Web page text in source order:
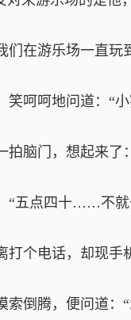
在游乐场一直玩
呵呵地问道：“
脑门，想起来了
五点四十……不就
个电话，却现手
倒腾，便问道：“